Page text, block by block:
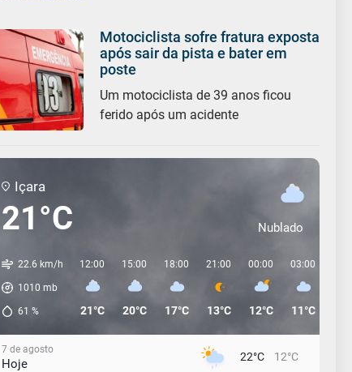
Motociclista sofre fratura exposta
após sair da pista e bater em
poste
Um motociclista de 39 anos ficou
ferido após um acidente
Içara
21°C Nublado
22.6 km/h
1010 mb
61 %
12:00
21°C
15:00
20°C
18:00
17°C
21:00
13°C
00:00
12°C
03:00
11°C
7 de agosto
Hoje 22°C 12°C